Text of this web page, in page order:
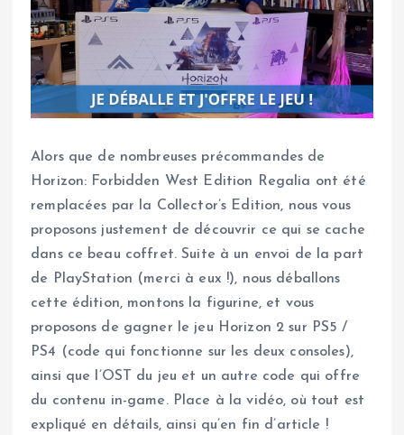
Alors que de nombreuses précommandes de
Horizon: Forbidden West Edition Regalia ont été
remplacées par la Collector’s Edition, nous vous
proposons justement de découvrir ce qui se cache
dans ce beau coffret. Suite à un envoi de la part
de PlayStation (merci à eux !), nous déballons
cette édition, montons la figurine, et vous
proposons de gagner le jeu Horizon 2 sur PS5 /
PS4 (code qui fonctionne sur les deux consoles),
ainsi que l’OST du jeu et un autre code qui offre
du contenu in-game. Place à la vidéo, où tout est
expliqué en détails, ainsi qu’en fin d’article !